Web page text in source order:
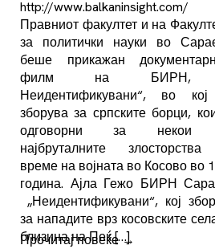
http://
Правниот факултет и на
за политички науки во
беше прикажан
филм на БИРН,
Неидентификувани“, во
зборува за српските борци,
одговорни за некои
најбруталните
време на војната во Косово во
година. Ајла Гежо БИРН
„Неидентификувани“, кој
за нападите врз косовските
близина на Пеќ […]
Прочитај повеќе→